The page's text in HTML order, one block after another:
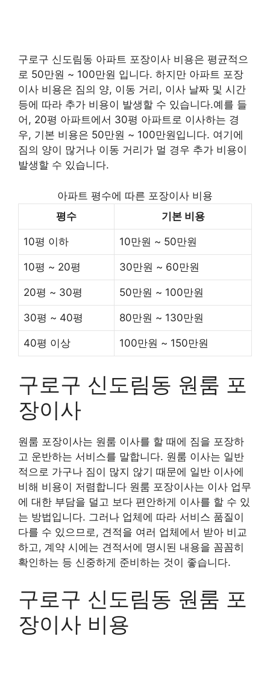
구로구 신도림동 아파트 포장이사 비용은 평균적으
로 50만원 ~ 100만원 입니다. 하지만 아파트 포장
이사 비용은 짐의 양, 이동 거리, 이사 날짜 및 시간
등에 따라 추가 비용이 발생할 수 있습니다.예를 들
어, 20평 아파트에서 30평 아파트로 이사하는 경
우, 기본 비용은 50만원 ~ 100만원입니다. 여기에
짐의 양이 많거나 이동 거리가 멀 경우 추가 비용이
발생할 수 있습니다.
아파트 평수에 따른 포장이사 비용
평수
기본 비용
10평 이하 10만원 ~ 50만원
10평 ~ 20평 30만원 ~ 60만원
20평 ~ 30평 50만원 ~ 100만원
30평 ~ 40평 80만원 ~ 130만원
40평 이상 100만원 ~ 150만원
구로구 신도림동 원룸 포
장이사
원룸 포장이사는 원룸 이사를 할 때에 짐을 포장하
고 운반하는 서비스를 말합니다. 원룸 이사는 일반
적으로 가구나 짐이 많지 않기 때문에 일반 이사에
비해 비용이 저렴합니다 원룸 포장이사는 이사 업무
에 대한 부담을 덜고 보다 편안하게 이사를 할 수 있
는 방법입니다. 그러나 업체에 따라 서비스 품질이
다를 수 있으므로, 견적을 여러 업체에서 받아 비교
하고, 계약 시에는 견적서에 명시된 내용을 꼼꼼히
확인하는 등 신중하게 준비하는 것이 좋습니다.
구로구 신도림동 원룸 포
장이사 비용